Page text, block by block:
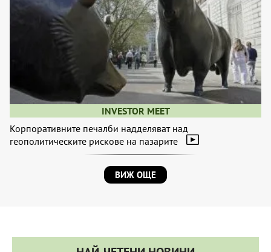
INVESTOR MEET
Корпоративните печалби надделяват над
геополитическите рискове на пазарите
ВИЖ ОЩЕ